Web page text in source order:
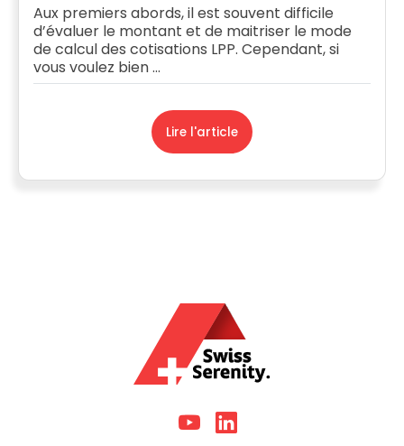
Aux premiers abords, il est souvent difficile
d’évaluer le montant et de maitriser le mode
de calcul des cotisations LPP. Cependant, si
vous voulez bien ...
Lire l'article